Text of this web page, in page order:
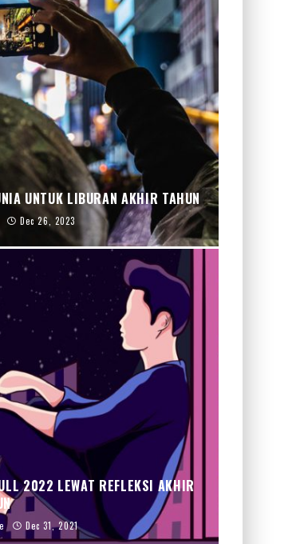
UNTUK LIBURAN AKHIR TAHUN
Dec 26, 2023
2022 LEWAT REFLEKSI AKHIR
Dec 31, 2021